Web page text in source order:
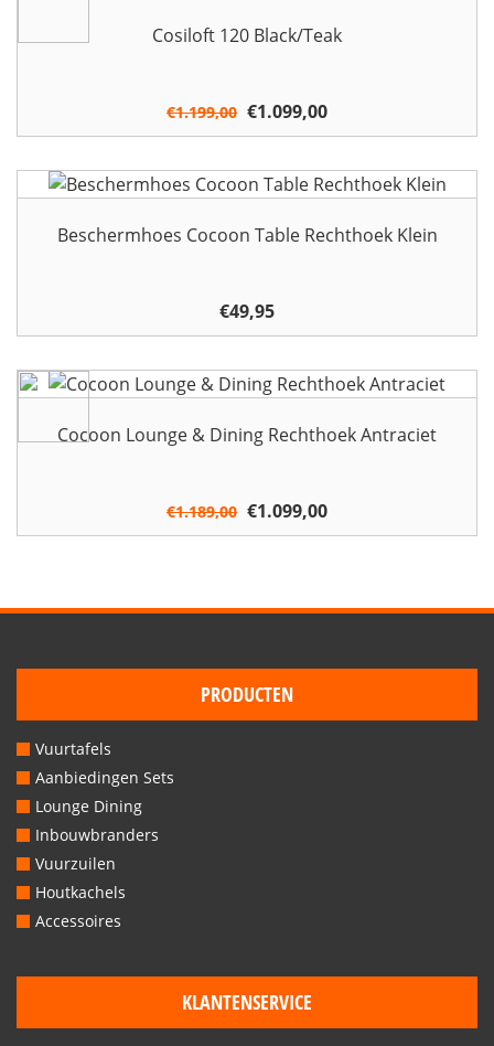
Cosiloft 120 Black/Teak
€1.199,00 Oorspronkelijke
prijs
was:
€1.199,00.
€1.099,00
prijs
is:
€1.099,00.
Beschermhoes Cocoon Table Rechthoek Klein
€49,95
Cocoon Lounge & Dining Rechthoek Antraciet
€1.189,00 Oorspronkelijke
prijs
€1.099,00
prijs
PRODUCTEN
Vuurtafels
Aanbiedingen Sets
Lounge Dining
Inbouwbranders
Vuurzuilen
Houtkachels
Accessoires
KLANTENSERVICE